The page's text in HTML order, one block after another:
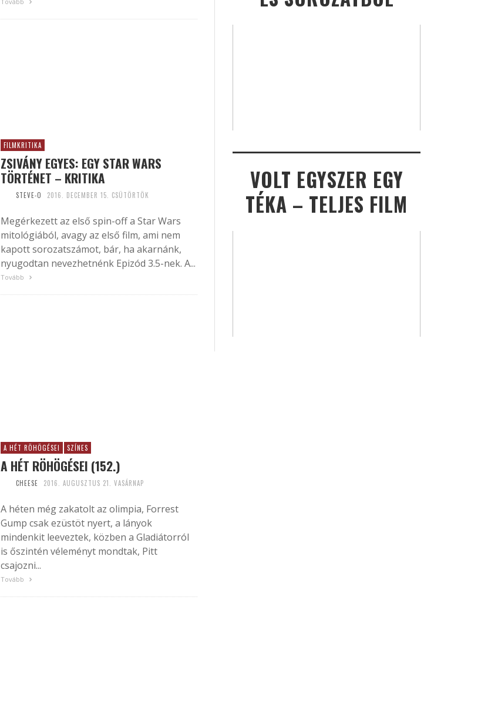
FILMKRITIKA
ZSIVÁNY EGYES: EGY STAR WARS
TÖRTÉNET – KRITIKA
STEVE-O 2016. DECEMBER 15. CSÜTÖRTÖK
Megérkezett az első spin-off a Star Wars
mitológiából, avagy az első film, ami nem
kapott sorozatszámot, bár, ha akarnánk,
nyugodtan nevezhetnénk Epizód 3.5-nek. A...
Tovább
A HÉT RÖHÖGÉSEI SZÍNES
A HÉT RÖHÖGÉSEI (152.)
CHEESE 2016. AUGUSZTUS 21. VASÁRNAP
A héten még zakatolt az olimpia, Forrest
Gump csak ezüstöt nyert, a lányok
mindenkit leeveztek, közben a Gladiátorról
is őszintén véleményt mondtak, Pitt
csajozni...
Tovább
VOLT EGYSZER EGY
TÉKA – TELJES FILM